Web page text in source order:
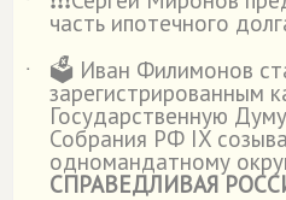
˙
часть ипотечного
˙
🗳️ Иван Филимонов
зарегистрированным
Государственную
Собрания РФ IX
одномандатному
СПРАВЕДЛИВАЯ